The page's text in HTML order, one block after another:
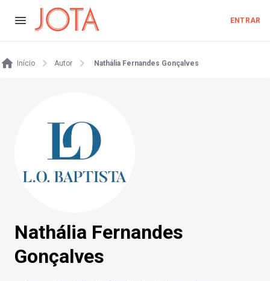
ENTRAR
Início Autor Nathália Fernandes Gonçalves
Nathália Fernandes
Gonçalves